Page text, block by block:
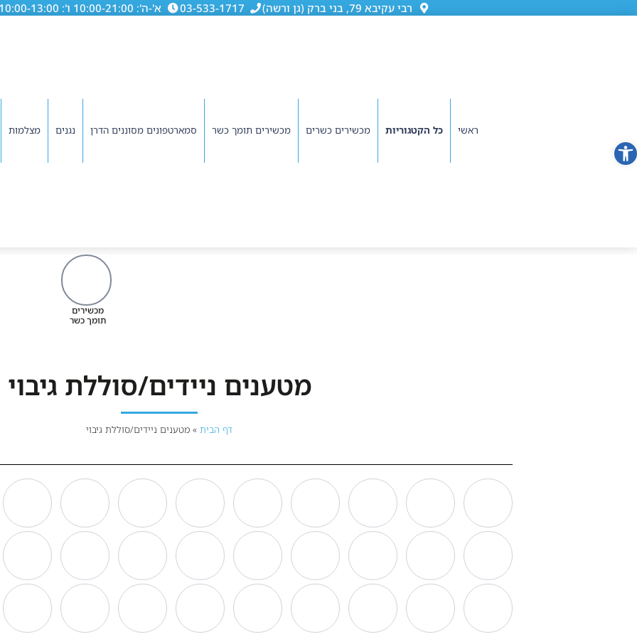
רבי עקיבא 79, בני ברק (גן ורשה) 03-533-1717 א'-ה': 10:00-21:00 ו': 10:00-13:00
ראשי כל הקטגוריות מכשירים כשרים מכשירים תומך כשר סמארטפונים מסוננים הדרן נגנים מצלמות
מכשירים
תומך כשר
מטענים ניידים/סוללת גיבוי
דף הבית » מטענים ניידים/סוללת גיבוי
פתח סרגל נגישות